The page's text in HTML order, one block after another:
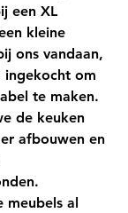
een XL
kleine
ons vandaan,
ingekocht om
te maken.
de keuken
afbouwen en
al